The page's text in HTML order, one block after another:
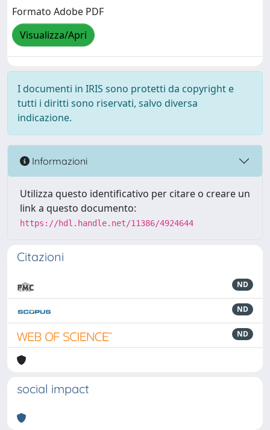
Formato Adobe PDF
Visualizza/Apri
I documenti in IRIS sono protetti da copyright e
tutti i diritti sono riservati, salvo diversa
indicazione.
Informazioni
Utilizza questo identificativo per citare o creare un
link a questo documento:
https://hdl.handle.net/11386/4924644
Citazioni
ND
ND
ND
social impact